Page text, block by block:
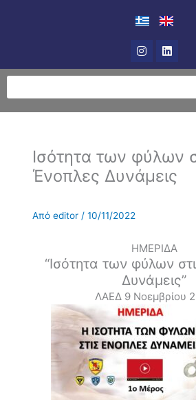
Instagram
Ισότητα των φύλων
Ένοπλες Δυνάμεις
Απόeditor /10/11/2022
ΗΜΕΡΙΔΑ
“Ισότητα των φύλων
Δυνάμεις”
ΛΑΕΔ 9 Νοεμβρίου